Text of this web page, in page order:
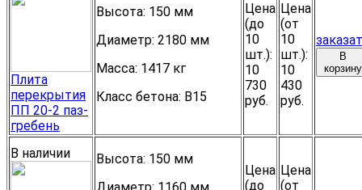
Плита
перекрытия
ПП 20-2 паз-
гребень
Высота: 150 мм
Диаметр: 2180 мм
Масса: 1417 кг
Класс бетона: B15
Цена
(до
10
шт.):
10
730
руб.
Цена
(от
10
шт.):
10
430
руб.
В
корзину
В наличии Высота: 150 мм
Цена
(до
Цена
(от